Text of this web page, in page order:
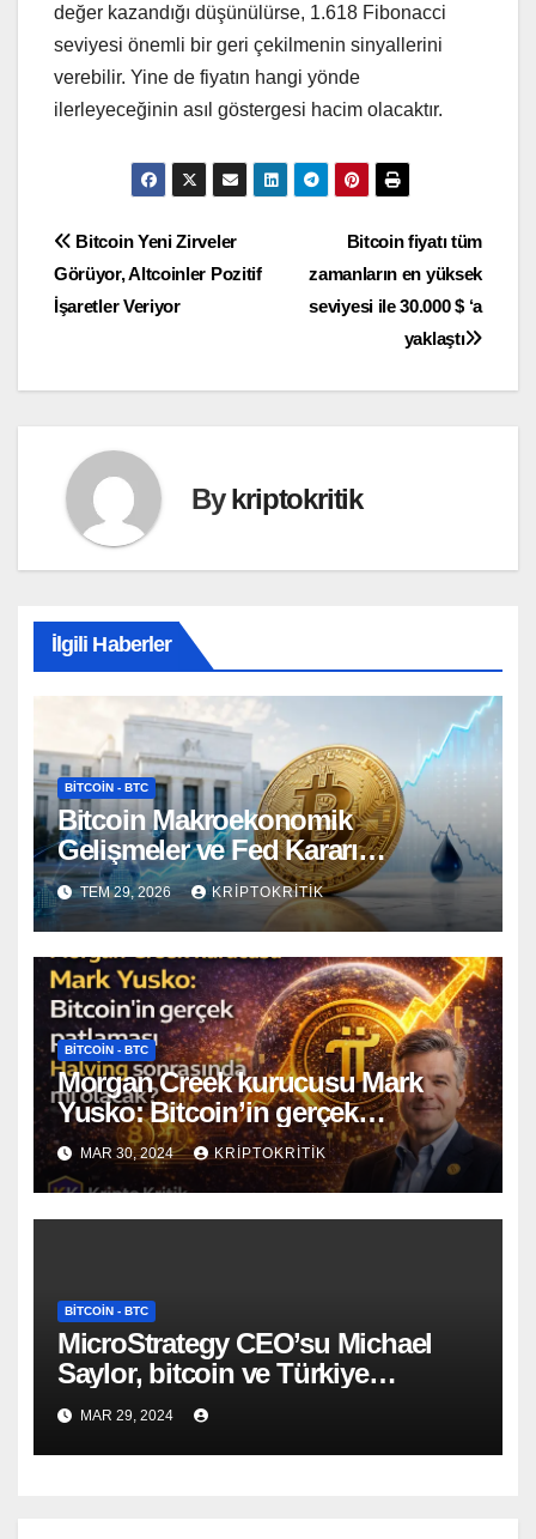
değer kazandığı düşünülürse, 1.618 Fibonacci
seviyesi önemli bir geri çekilmenin sinyallerini
verebilir. Yine de fiyatın hangi yönde
ilerleyeceğinin asıl göstergesi hacim olacaktır.
Yazı
gezinmesi
Bitcoin fiyatı tüm
zamanların en yüksek
seviyesi ile 30.000 $ ‘a
yaklaştı
Bitcoin Yeni Zirveler
Görüyor, Altcoinler Pozitif
İşaretler Veriyor
Bykriptokritik
İlgili Haberler
BITCOIN - BTC
Bitcoin Makroekonomik
Gelişmeler ve Fed Kararı
Öncesinde Dalgalı Seyrediyor
TEM 29, 2026 KRIPTOKRITIK
BITCOIN - BTC
Morgan Creek kurucusu Mark
Yusko: Bitcoin’in gerçek
patlaması Halving sonrasında mı
olacak?
MAR 30, 2024 KRIPTOKRITIK
BITCOIN - BTC
MicroStrategy CEO’su Michael
Saylor, bitcoin ve Türkiye
hakkında açıklama yaptı!
MAR 29, 2024